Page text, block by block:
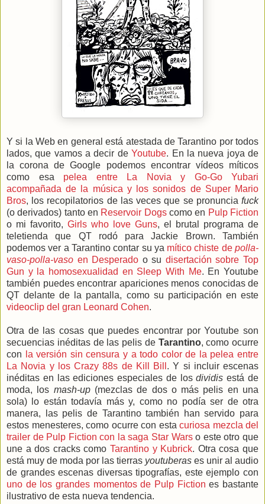
Y si la Web en general está atestada de Tarantino por todos
lados, que vamos a decir deYoutube. En la nueva joya de
la corona de Google podemos encontrar vídeos míticos
como esa pelea entre La Novia y Go-Go Yubari
acompañada de la música y los sonidos de Super Mario
Bros, los recopilatorios de las veces que se pronuncia fuck
(o derivados) tanto en Reservoir Dogscomo en Pulp Fiction
o mi favorito, Girls who love Guns, el brutal programa de
teletienda que QT rodó para Jackie Brown. También
podemos ver a Tarantino contar su ya mítico chiste depolla-
vaso-polla-vaso en Desperado o su disertación sobre Top
Gun y la homosexualidad en Sleep With Me. En Youtube
también puedes encontrar apariciones menos conocidas de
QT delante de la pantalla, como su participación en este
videoclip del gran Leonard Cohen.
Otra de las cosas que puedes encontrar por Youtube son
secuencias inéditas de las pelis de Tarantino, como ocurre
con
la versión sin censura y a todo color de la pelea entre
La Novia y los Crazy 88s de Kill Bill . Y si incluir escenas
inéditas en las ediciones especiales de losdividis está de
moda, los mash-up(mezclas de dos o más pelis en una
sola) lo están todavía más y, como no podía ser de otra
manera, las pelis de Tarantino también han servido para
estos menesteres, como ocurre con esta curiosa mezcla del
trailer de Pulp Fiction con la saga Star Warso este otro que
une a dos cracks como Tarantino y Kubrick. Otra cosa que
está muy de moda por las tierras youtuberas es unir al audio
de grandes escenas diversas tipografías, este ejemplo con
uno de los grandes momentos de Pulp Fiction es bastante
ilustrativo de esta nueva tendencia.